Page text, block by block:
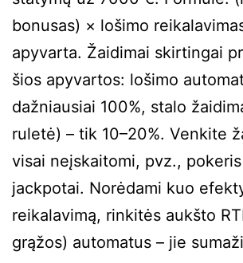
bonusas) × lošimo
apyvarta. Žaidimai skirtingai
šios apyvartos: lošimo
dažniausiai 100%, stalo
ruletė) – tik 10–20%. Venkite
visai neįskaitomi, pvz.,
jackpotai. Norėdami kuo
reikalavimą, rinkitės aukšto
grąžos) automatus – jie